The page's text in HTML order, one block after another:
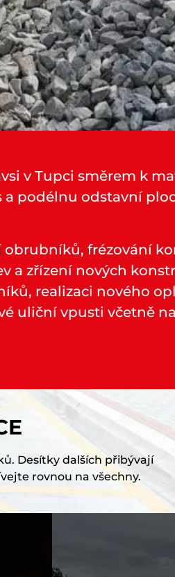
v Tupci směrem k
podélnu odstavní
obrubníků, frézování
a zřízení nových
realizaci nového
uliční vpusti včetně
Desítky dalších přibývají
rovnou na všechny.